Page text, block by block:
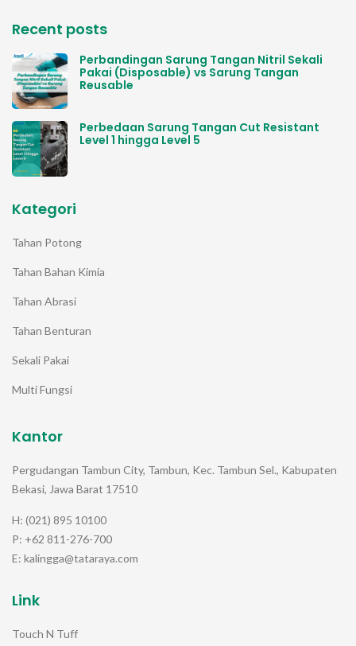
Recent posts
Perbandingan Sarung Tangan Nitril Sekali
Pakai (Disposable) vs Sarung Tangan
Reusable
Perbedaan Sarung Tangan Cut Resistant
Level 1 hingga Level 5
Kategori
Tahan Potong
Tahan Bahan Kimia
Tahan Abrasi
Tahan Benturan
Sekali Pakai
Multi Fungsi
Kantor
Pergudangan Tambun City, Tambun, Kec. Tambun Sel., Kabupaten
Bekasi, Jawa Barat 17510
H: (021) 895 10100
P: +62 811-276-700
E: kalingga@tataraya.com
Link
Touch N Tuff